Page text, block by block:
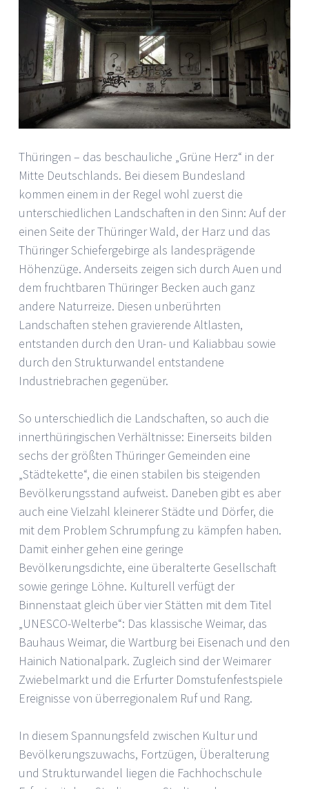
Thüringen – das beschauliche „Grüne Herz“ in der
Mitte Deutschlands. Bei diesem Bundesland
kommen einem in der Regel wohl zuerst die
unterschiedlichen Landschaften in den Sinn: Auf der
einen Seite der Thüringer Wald, der Harz und das
Thüringer Schiefergebirge als landesprägende
Höhenzüge. Anderseits zeigen sich durch Auen und
dem fruchtbaren Thüringer Becken auch ganz
andere Naturreize. Diesen unberührten
Landschaften stehen gravierende Altlasten,
entstanden durch den Uran- und Kaliabbau sowie
durch den Strukturwandel entstandene
Industriebrachen gegenüber.
So unterschiedlich die Landschaften, so auch die
innerthüringischen Verhältnisse: Einerseits bilden
sechs der größten Thüringer Gemeinden eine
„Städtekette“, die einen stabilen bis steigenden
Bevölkerungsstand aufweist. Daneben gibt es aber
auch eine Vielzahl kleinerer Städte und Dörfer, die
mit dem Problem Schrumpfung zu kämpfen haben.
Damit einher gehen eine geringe
Bevölkerungsdichte, eine überalterte Gesellschaft
sowie geringe Löhne. Kulturell verfügt der
Binnenstaat gleich über vier Stätten mit dem Titel
„UNESCO-Welterbe“: Das klassische Weimar, das
Bauhaus Weimar, die Wartburg bei Eisenach und den
Hainich Nationalpark. Zugleich sind der Weimarer
Zwiebelmarkt und die Erfurter Domstufenfestspiele
Ereignisse von überregionalem Ruf und Rang.
In diesem Spannungsfeld zwischen Kultur und
Bevölkerungszuwachs, Fortzügen, Überalterung
und Strukturwandel liegen die Fachhochschule